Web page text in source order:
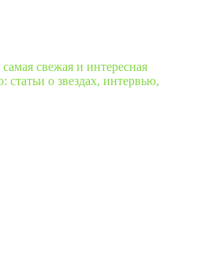
свежая и интересная
о звездах, интервью,